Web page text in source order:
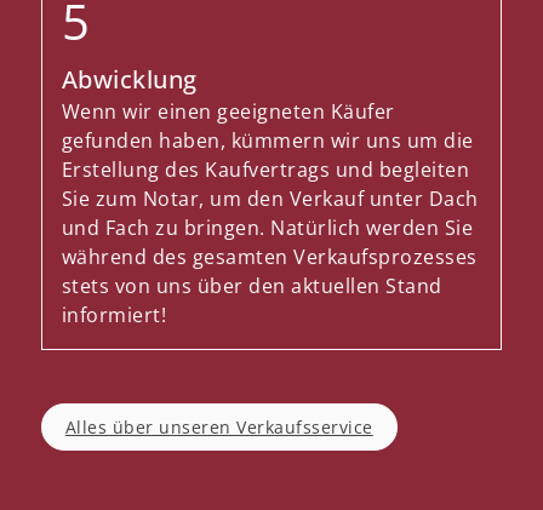
Abwicklung
Wenn wir einen geeigneten Käufer
gefunden haben, kümmern wir uns um die
Erstellung des Kaufvertrags und begleiten
Sie zum Notar, um den Verkauf unter Dach
und Fach zu bringen. Natürlich werden Sie
während des gesamten Verkaufsprozesses
stets von uns über den aktuellen Stand
informiert!
Alles über unseren Verkaufsservice